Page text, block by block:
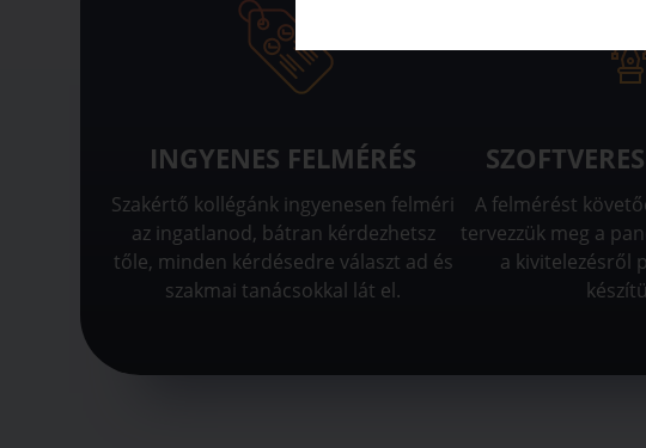
INGYENES FELMÉRÉS
Szakértő kollégánk ingyenesen felméri
az ingatlanod, bátran kérdezhetsz
tőle, minden kérdésedre választ ad és
szakmai tanácsokkal lát el.
A felmérést
tervezzük meg a
a kivitelezésről